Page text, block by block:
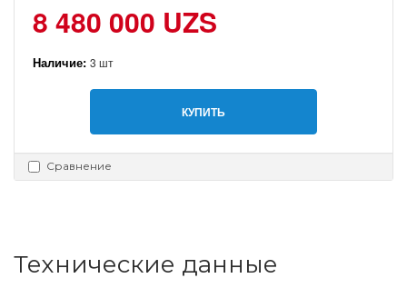
8 480 000 UZS
Наличие: 3 шт
КУПИТЬ
Сравнение
Технические данные